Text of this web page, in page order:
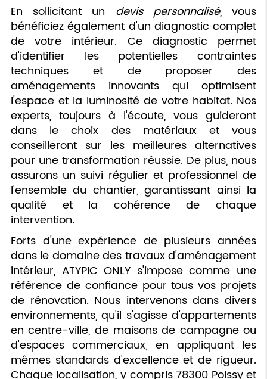
En sollicitant un devis personnalisé, vous
bénéficiez également d'un diagnostic complet
de votre intérieur. Ce diagnostic permet
d'identifier les potentielles contraintes
techniques et de proposer des
aménagements innovants qui optimisent
l'espace et la luminosité de votre habitat. Nos
experts, toujours à l'écoute, vous guideront
dans le choix des matériaux et vous
conseilleront sur les meilleures alternatives
pour une transformation réussie. De plus, nous
assurons un suivi régulier et professionnel de
l'ensemble du chantier, garantissant ainsi la
qualité et la cohérence de chaque
intervention.
Forts d'une expérience de plusieurs années
dans le domaine des travaux d'aménagement
intérieur, ATYPIC ONLY s'impose comme une
référence de confiance pour tous vos projets
de rénovation. Nous intervenons dans divers
environnements, qu'il s'agisse d'appartements
en centre-ville, de maisons de campagne ou
d'espaces commerciaux, en appliquant les
mêmes standards d'excellence et de rigueur.
Chaque localisation, y compris 78300 Poissy et